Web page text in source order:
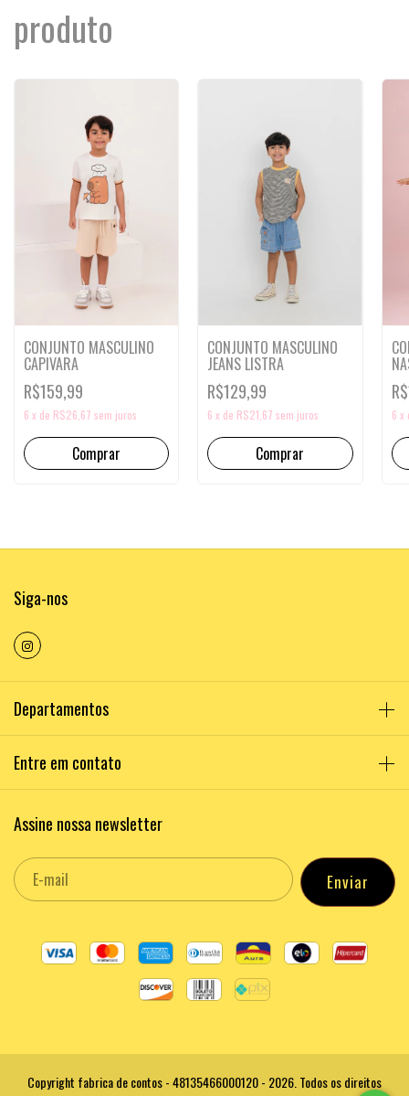
produto
CONJUNTO MASCULINO
CAPIVARA
R$159,99
6 x de R$26,67 sem juros
Comprar
CONJUNTO MASCULINO
JEANS LISTRA
R$129,99
6 x de R$21,67 sem juros
Comprar
6 x
Siga-nos
Departamentos
Entre em contato
Assine nossa newsletter
Copyright fabrica de contos - 48135466000120 - 2026. Todos os direitos